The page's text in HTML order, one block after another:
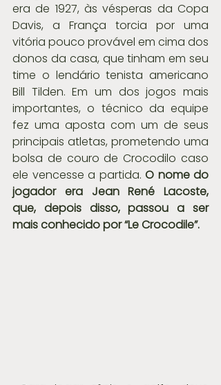
era de 1927, às vésperas da Copa
Davis, a França torcia por uma
vitória pouco provável em cima dos
donos da casa, que tinham em seu
time o lendário tenista americano
Bill Tilden. Em um dos jogos mais
importantes, o técnico da equipe
fez uma aposta com um de seus
principais atletas, prometendo uma
bolsa de couro de Crocodilo caso
ele vencesse a partida. O nome do
jogador era Jean René Lacoste,
que, depois disso, passou a ser
mais conhecido por “Le Crocodile”.